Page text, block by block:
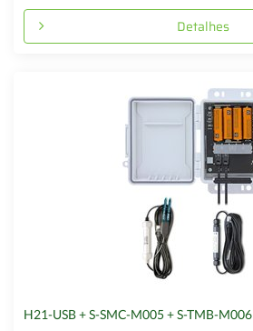
Detalhes
H21-USB + S-SMC-M005 + S-TMB-M006